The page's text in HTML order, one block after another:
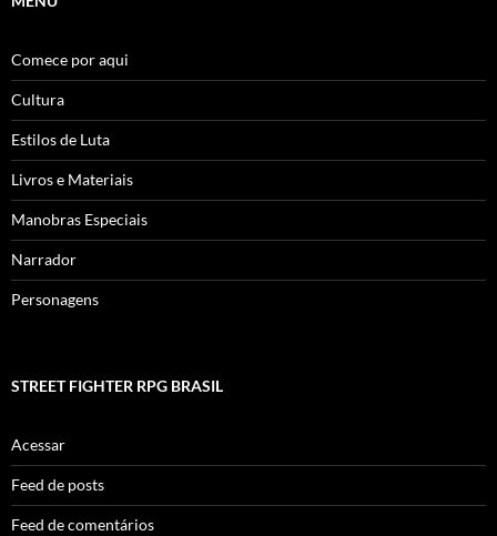
Comece por aqui
Cultura
Estilos de Luta
Livros e Materiais
Manobras Especiais
Narrador
Personagens
STREET FIGHTER RPG BRASIL
Acessar
Feed de posts
Feed de comentários